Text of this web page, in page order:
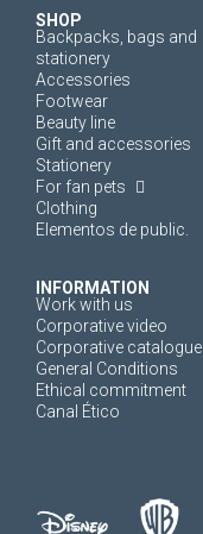
SHOP
Backpacks, bags and
stationery
Accessories
Footwear
Beauty line
Gift and accessories
Stationery
For fan pets
Clothing
Elementos de public.
INFORMATION
Work with us
Corporative video
Corporative catalogue
General Conditions
Ethical commitment
Canal Ético